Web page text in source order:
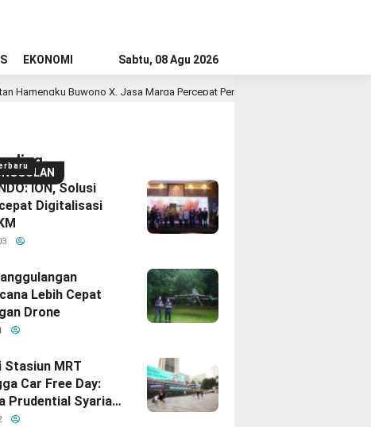
EKONOMI Sabtu, 08 Agu 2026
X, Jasa Marga Percepat Pengembangan Akses Bokoharjo Tol Jogja-
ION, Solusi
Digitalisasi
Lebih Cepat
Drone
Stasiun MRT
Car Free Day:
Prudential Syariah
yang Nomor